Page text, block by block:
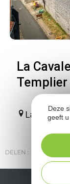
La
La
DELEN : E-MAIL
Deze
geeft